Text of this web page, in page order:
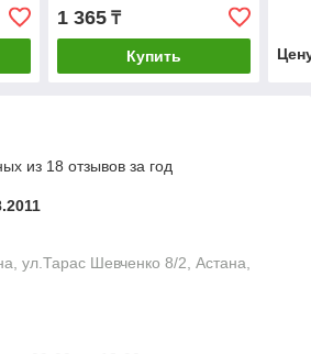
1 365₸
Купить
из 18 отзывов за год
ул.Тарас Шевченко 8/2, Астана,